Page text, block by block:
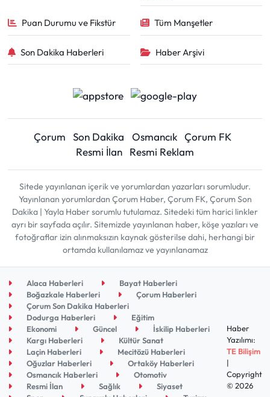
Puan Durumu ve Fikstür Tüm Manşetler
Son Dakika Haberleri Haber Arşivi
Çorum Son Dakika Osmancık Çorum FK
Resmi İlan
Resmi Reklam
Sitede yayınlanan içerik ve yorumlardan yazarları sorumludur.
Yayınlanan yorumlardan Çorum Haber, Çorum FK, Çorum Son
Dakika | Yayla Haber sorumlu tutulamaz. Sitedeki tüm harici linkler
ayrı bir sayfada açılır. Sitemizde yayınlanan haber, köşe yazıları ve
fotoğraflar izin alınmaksızın kaynak gösterilse dahi, herhangi bir
ortamda kullanılamaz ve yayınlanamaz
Alaca Haberleri
Bayat Haberleri
Boğazkale Haberleri
Çorum Haberleri
Çorum Son Dakika Haberleri
Dodurga Haberleri
Eğitim
Ekonomi
Güncel
İskilip Haberleri
Kargı Haberleri
Kültür Sanat
Laçin Haberleri
Mecitözü Haberleri
Oğuzlar Haberleri
Ortaköy Haberleri
Osmancık Haberleri
Otomotiv
Resmi İlan
Sağlık
Siyaset
Haber
Yazılımı:
TE Bilişim
|
Copyright
© 2026